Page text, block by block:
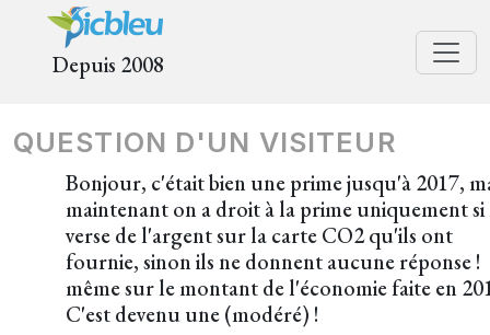
Depuis 2008
QUESTION D'UN VISITEUR
Bonjour, c'était bien une prime jusqu'à 2017,
maintenant on a droit à la prime uniquement
verse de l'argent sur la carte CO2 qu'ils ont
fournie, sinon ils ne donnent aucune réponse !
même sur le montant de l'économie faite en
C'est devenu une (modéré) !